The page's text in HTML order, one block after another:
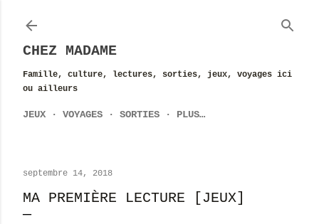
CHEZ MADAME
Famille, culture, lectures, sorties, jeux, voyages ici
ou ailleurs
JEUX VOYAGES SORTIES PLUS…
septembre 14, 2018
MA PREMIÈRE LECTURE [JEUX]